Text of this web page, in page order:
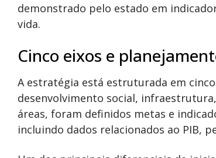
demonstrado pelo estado em
vida.
Cinco eixos e
A estratégia está estruturada em
desenvolvimento social,
áreas, foram definidos metas e
incluindo dados relacionados ao PIB,